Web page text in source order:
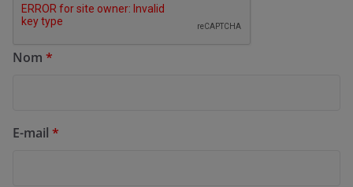
Nom *
E-mail *